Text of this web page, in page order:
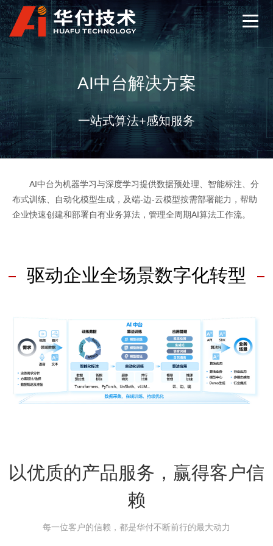
AI中台解决方案
一站式算法+感知服务
AI中台为机器学习与深度学习提供数据预处理、智能标注、分
布式训练、自动化模型生成，及端-边-云模型按需部署能力，帮助
企业快速创建和部署自有业务算法，管理全周期AI算法工作流。
驱动企业全场景数字化转型
以优质的产品服务，赢得客户信
赖
每一位客户的信赖，都是华付不断前行的最大动力